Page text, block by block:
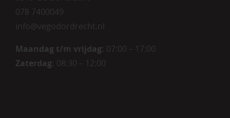
078 7400049
info@vegodordrecht.nl
Maandag t/m vrijdag: 07:00 – 17:00
Zaterdag: 08:30 – 12:00